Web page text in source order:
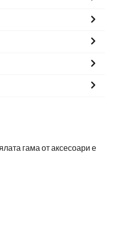
гама от аксесоари е